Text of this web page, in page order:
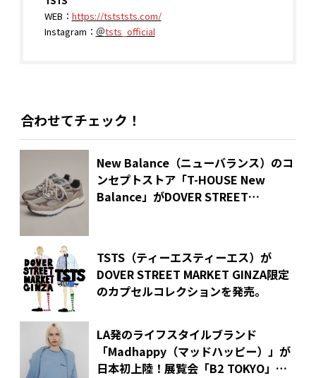
WEB： https://tstststs.com/
Instagram： ＠tsts_official
合わせてチェック！
New Balance（ニューバランス）のコ
ンセプトストア「T-HOUSE New
Balance」がDOVER STREET
TSTS（ティーエスティーエス）が
DOVER STREET MARKET GINZA限定
のカプセルコレクションを発売。
LA発のライフスタイルブランド
「Madhappy（マッドハッピー）」が
日本初上陸！ 展覧会「B2 TOKYO」と